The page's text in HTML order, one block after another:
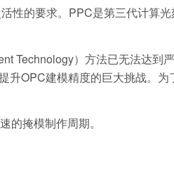
性的要求。PPC是第三代计算
Technology）方法已无法达到
OPC建模精度的巨大挑战。为
掩模制作周期。